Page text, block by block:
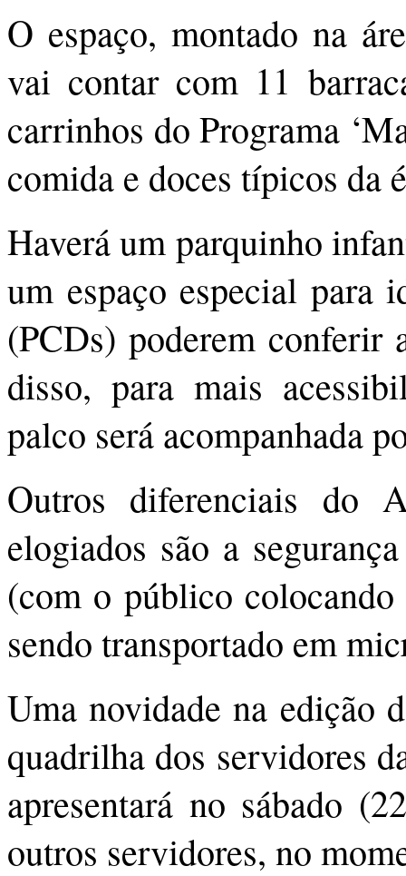
O espaço, montado na
vai contar com 11
carrinhos do Programa
comida e doces típicos da
Haverá um parquinho
um espaço especial para
(PCDs) poderem
disso, para mais
palco será acompanhada
Outros diferenciais do
elogiados são a
(com o público
sendo transportado em
Uma novidade na edição
quadrilha dos servidores
apresentará no sábado
outros servidores, no